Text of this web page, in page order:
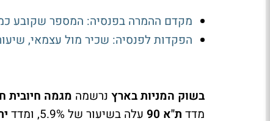
מקדם ההמרה בפנסיה: המספר שקובע
הפקדות לפנסיה: שכיר מול עצמאי,
בשוק המניות בארץ נרשמה מגמה חיובית
מדד ת"א 90 עלה בשיעור של 5.9%, ומדד